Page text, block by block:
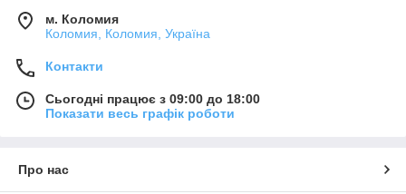
м. Коломия
Коломия, Коломия, Україна
Контакти
Сьогодні працює з 09:00 до 18:00
Показати весь графік роботи
Про нас